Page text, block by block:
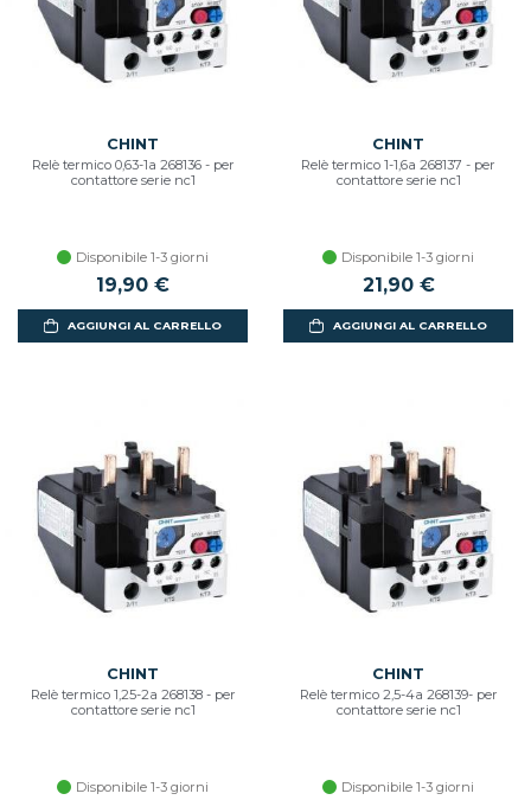
CHINT
Relè termico 0,63-1a 268136 - per
contattore serie nc1
Disponibile 1-3 giorni
19,90 €
AGGIUNGI AL CARRELLO
CHINT
Relè termico 1-1,6a 268137 - per
contattore serie nc1
Disponibile 1-3 giorni
21,90 €
AGGIUNGI AL CARRELLO
CHINT
Relè termico 1,25-2a 268138 - per
contattore serie nc1
Disponibile 1-3 giorni
CHINT
Relè termico 2,5-4a 268139- per
contattore serie nc1
Disponibile 1-3 giorni